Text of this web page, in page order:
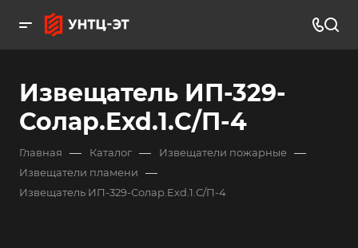
Извещатель ИП-329-
Солар.Exd.1.С/П-4
Главная — Каталог — Извещатели пожарные —
Извещатели пламени —
Извещатель ИП-329-Солар.Exd.1.С/П-4